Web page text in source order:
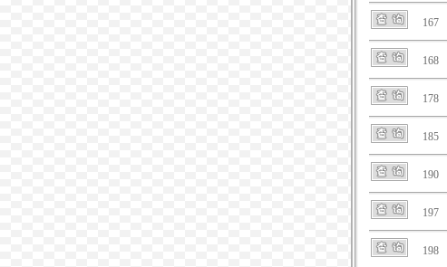
167
168
178
185
190
197
198